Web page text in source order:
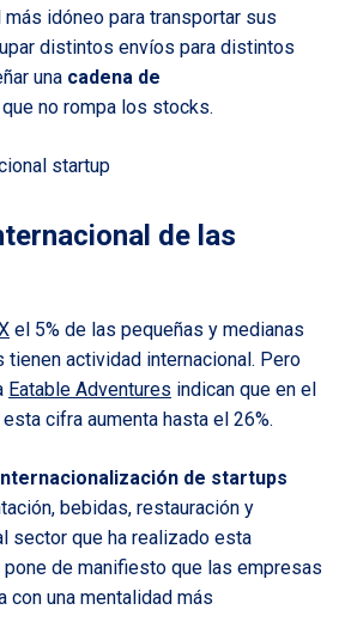
más idóneo para transportar sus
distintos envíos para distintos
una cadena de
que no rompa los stocks.
de las
el 5% de las pequeñas y medianas
actividad internacional. Pero
Eatable Adventures indican que en el
cifra aumenta hasta el 26%.
de startups
bebidas, restauración y
sector que ha realizado esta
de manifiesto que las empresas
con una mentalidad más